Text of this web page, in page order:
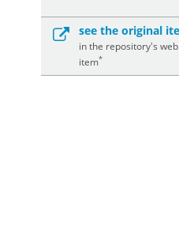
see the original
in the repository's
item*